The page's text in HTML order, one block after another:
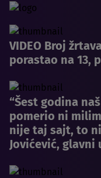
VIDEO Broj
porastao na 13,
“Šest godina
pomerio ni
nije taj sajt, to
Jovićević,